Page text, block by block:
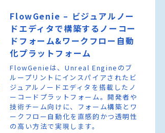
FlowGenie – ビジュアルノー
ドエディタで構築するノーコー
ドフォーム&ワークフロー自動
化プラットフォーム
FlowGenieは、Unreal Engineのブ
ループリントにインスパイアされたビ
ジュアルノードエディタを搭載したノ
ーコードプラットフォーム。開発者や
技術チーム向けに、フォーム構築とワ
ークフロー自動化を直感的かつ透明性
の高い方法で実現します。